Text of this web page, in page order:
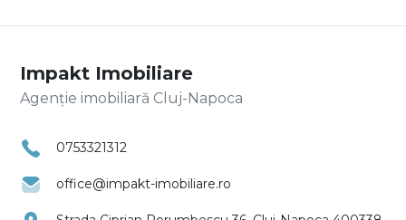
Impakt Imobiliare
Agenție imobiliară Cluj-Napoca
0753321312
office@impakt-imobiliare.ro